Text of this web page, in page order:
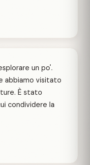
un po'.
abbiamo visitato
È stato
condividere la